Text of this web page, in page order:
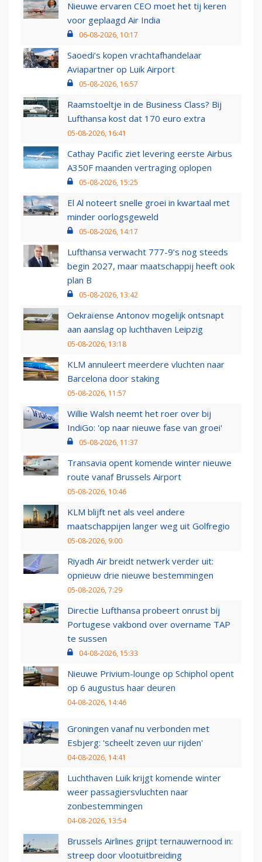
Nieuwe ervaren CEO moet het tij keren
voor geplaagd Air India
06-08-2026, 10:17
Saoedi’s kopen vrachtafhandelaar
Aviapartner op Luik Airport
05-08-2026, 16:57
Raamstoeltje in de Business Class? Bij
Lufthansa kost dat 170 euro extra
05-08-2026, 16:41
Cathay Pacific ziet levering eerste Airbus
A350F maanden vertraging oplopen
05-08-2026, 15:25
El Al noteert snelle groei in kwartaal met
minder oorlogsgeweld
05-08-2026, 14:17
Lufthansa verwacht 777-9’s nog steeds
begin 2027, maar maatschappij heeft ook
plan B
05-08-2026, 13:42
Oekraïense Antonov mogelijk ontsnapt
aan aanslag op luchthaven Leipzig
05-08-2026, 13:18
KLM annuleert meerdere vluchten naar
Barcelona door staking
05-08-2026, 11:57
Willie Walsh neemt het roer over bij
IndiGo: 'op naar nieuwe fase van groei'
05-08-2026, 11:37
Transavia opent komende winter nieuwe
route vanaf Brussels Airport
05-08-2026, 10:46
KLM blijft net als veel andere
maatschappijen langer weg uit Golfregio
05-08-2026, 9:00
Riyadh Air breidt netwerk verder uit:
opnieuw drie nieuwe bestemmingen
05-08-2026, 7:29
Directie Lufthansa probeert onrust bij
Portugese vakbond over overname TAP
te sussen
04-08-2026, 15:33
Nieuwe Privium-lounge op Schiphol opent
op 6 augustus haar deuren
04-08-2026, 14:46
Groningen vanaf nu verbonden met
Esbjerg: 'scheelt zeven uur rijden'
04-08-2026, 14:41
Luchthaven Luik krijgt komende winter
weer passagiersvluchten naar
zonbestemmingen
04-08-2026, 13:54
Brussels Airlines grijpt ternauwernood in:
streep door vlootuitbreiding